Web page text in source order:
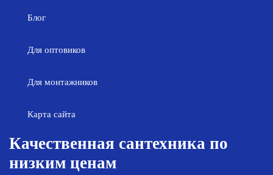
Блог
Для оптовиков
Для монтажников
Карта сайта
Качественная сантехника по
низким ценам